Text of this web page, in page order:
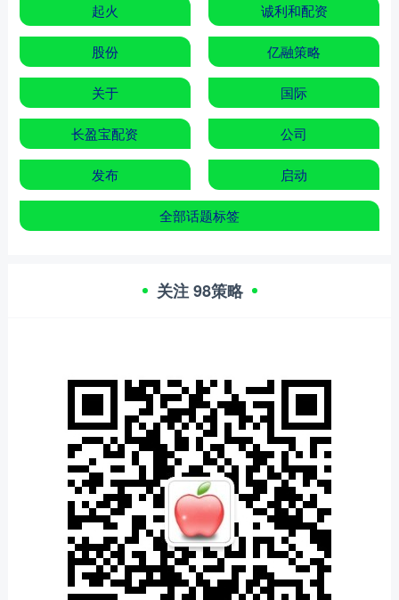
起火 诚利和配资
股份 亿融策略
关于 国际
长盈宝配资 公司
发布 启动
全部话题标签
关注 98策略